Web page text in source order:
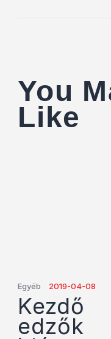
You
Like
Egyéb 2019-04-08
Kezdő
edzők